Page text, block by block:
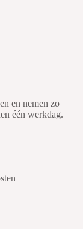
en nemen zo
één werkdag.